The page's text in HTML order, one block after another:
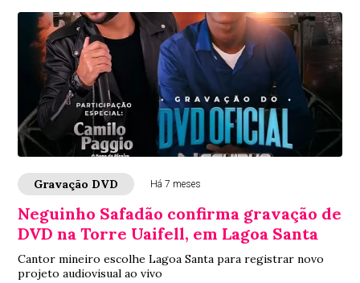
Gravação DVD Há 7 meses
Neguinho Safadão confirma gravação de
DVD na Torre Uaifell, em Lagoa Santa
Cantor mineiro escolhe Lagoa Santa para registrar novo
projeto audiovisual ao vivo